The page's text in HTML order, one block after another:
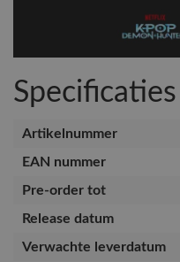
Specificaties
Artikelnummer
EAN nummer
Pre-order tot
Release datum
Verwachte leverdatum